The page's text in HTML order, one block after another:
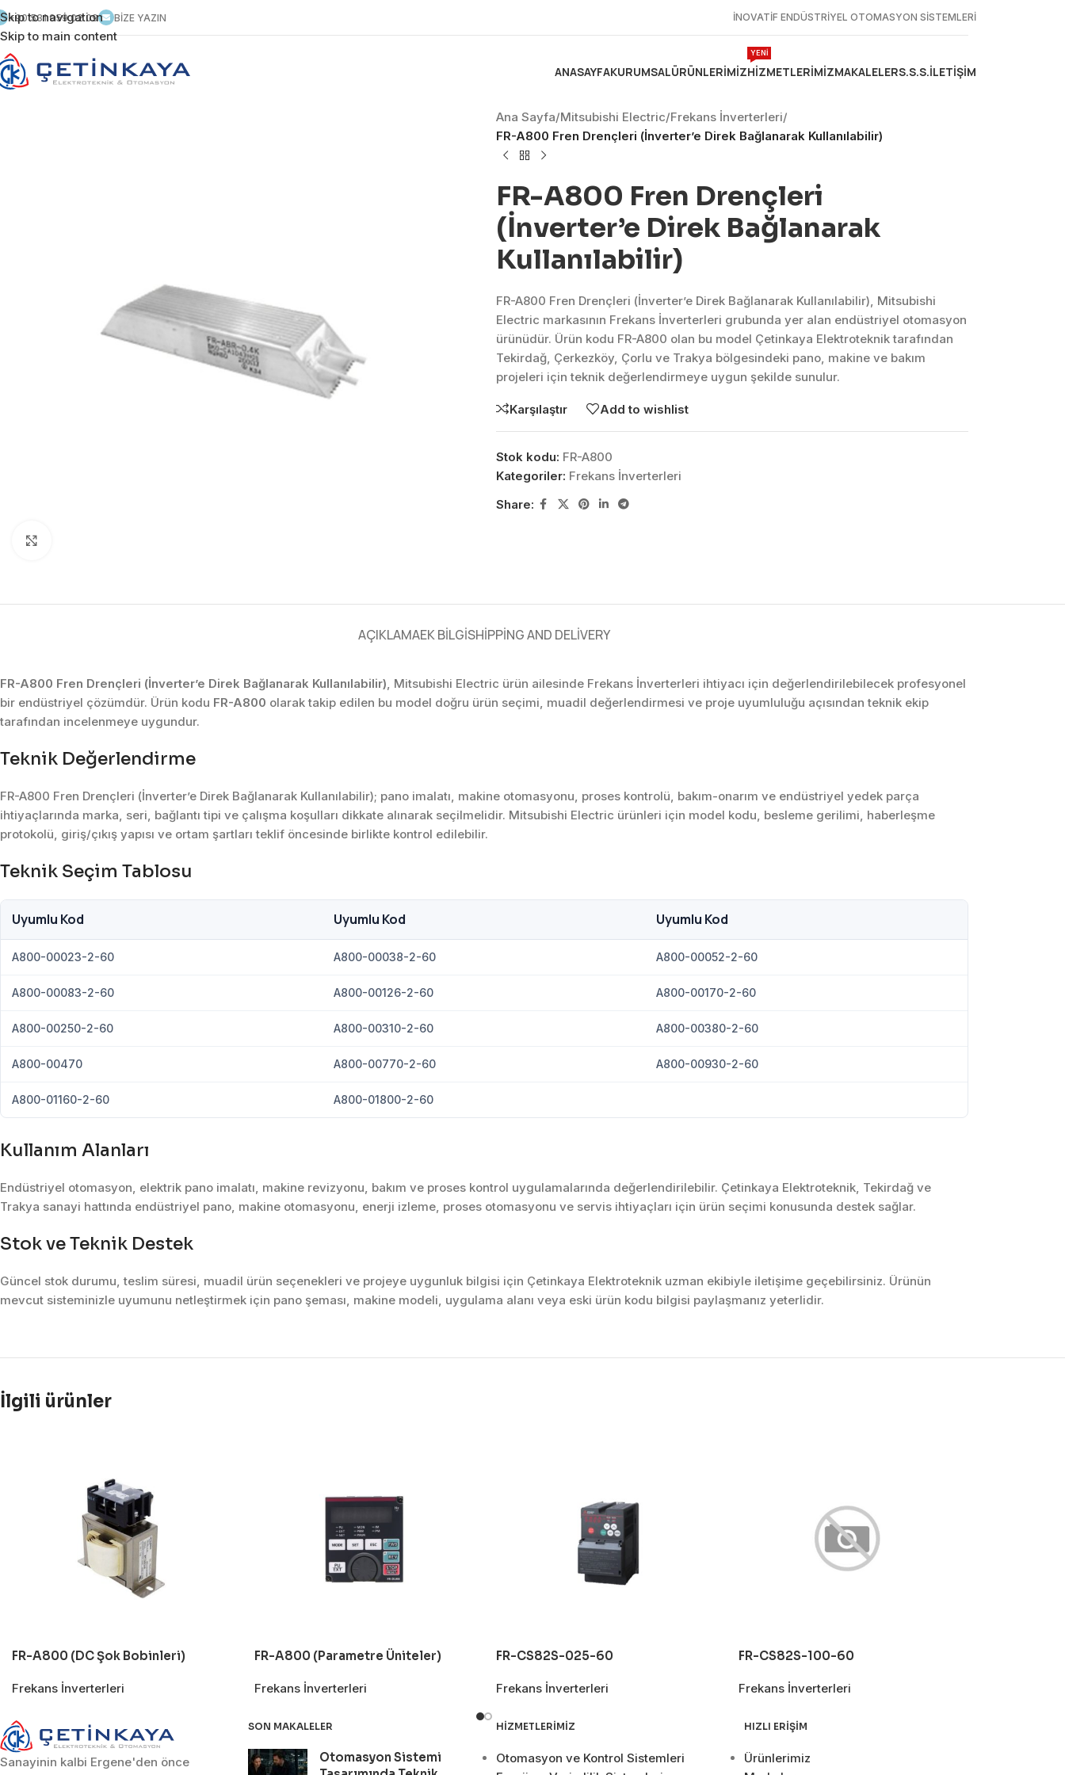
Skip to navigation
Skip to main content
+90 531 959 02 09 BİZE YAZIN İNOVATİF ENDÜSTRİYEL OTOMASYON SİSTEMLERİ
ANASAYFAKURUMSALÜRÜNLERIMIZHIZMETLERIMIZ
YENİ
Makine Otomasyonu
Proses Otomasyonu
Robotik ve Hareket
MAKALELERS.S.S.İLETIŞIM
Ana Sayfa/Mitsubishi Electric/Frekans İnverterleri/
FR-A800 Fren Drençleri (İnverter’e Direk Bağlanarak Kullanılabilir)
FR-A800 Fren Drençleri
(İnverter’e Direk Bağlanarak
Kullanılabilir)
FR-A800 Fren Drençleri (İnverter’e Direk Bağlanarak Kullanılabilir), Mitsubishi
Electric markasının Frekans İnverterleri grubunda yer alan endüstriyel otomasyon
ürünüdür. Ürün kodu FR-A800 olan bu model Çetinkaya Elektroteknik tarafından
Tekirdağ, Çerkezköy, Çorlu ve Trakya bölgesindeki pano, makine ve bakım
projeleri için teknik değerlendirmeye uygun şekilde sunulur.
Karşılaştır Add to wishlist
Stok kodu: FR-A800
Kategoriler: Frekans İnverterleri
Share:
AÇIKLAMAEK BILGISHIPPING AND DELIVERY
FR-A800 Fren Drençleri (İnverter’e Direk Bağlanarak Kullanılabilir), Mitsubishi Electric ürün ailesinde Frekans İnverterleri ihtiyacı için değerlendirilebilecek profesyonel
bir endüstriyel çözümdür. Ürün kodu FR-A800 olarak takip edilen bu model doğru ürün seçimi, muadil değerlendirmesi ve proje uyumluluğu açısından teknik ekip
tarafından incelenmeye uygundur.
Teknik Değerlendirme
FR-A800 Fren Drençleri (İnverter’e Direk Bağlanarak Kullanılabilir); pano imalatı, makine otomasyonu, proses kontrolü, bakım-onarım ve endüstriyel yedek parça
ihtiyaçlarında marka, seri, bağlantı tipi ve çalışma koşulları dikkate alınarak seçilmelidir. Mitsubishi Electric ürünleri için model kodu, besleme gerilimi, haberleşme
protokolü, giriş/çıkış yapısı ve ortam şartları teklif öncesinde birlikte kontrol edilebilir.
Teknik Seçim Tablosu
Uyumlu Kod Uyumlu Kod Uyumlu Kod
A800-00023-2-60 A800-00038-2-60 A800-00052-2-60
A800-00083-2-60 A800-00126-2-60 A800-00170-2-60
A800-00250-2-60 A800-00310-2-60 A800-00380-2-60
A800-00470 A800-00770-2-60 A800-00930-2-60
A800-01160-2-60 A800-01800-2-60
Kullanım Alanları
Endüstriyel otomasyon, elektrik pano imalatı, makine revizyonu, bakım ve proses kontrol uygulamalarında değerlendirilebilir. Çetinkaya Elektroteknik, Tekirdağ ve
Trakya sanayi hattında endüstriyel pano, makine otomasyonu, enerji izleme, proses otomasyonu ve servis ihtiyaçları için ürün seçimi konusunda destek sağlar.
Stok ve Teknik Destek
Güncel stok durumu, teslim süresi, muadil ürün seçenekleri ve projeye uygunluk bilgisi için Çetinkaya Elektroteknik uzman ekibiyle iletişime geçebilirsiniz. Ürünün
mevcut sisteminizle uyumunu netleştirmek için pano şeması, makine modeli, uygulama alanı veya eski ürün kodu bilgisi paylaşmanız yeterlidir.
İlgili ürünler
FR-A800 (DC Şok Bobinleri)
Frekans İnverterleri
FR-A800 (Parametre Üniteler)
Frekans İnverterleri
FR-CS82S-025-60
Frekans İnverterleri
FR-CS82S-100-60
Frekans İnverterleri
Sanayinin kalbi Ergene'den önce
SON MAKALELER
Otomasyon Sistemi
HIZMETLERIMIZ
Otomasyon ve Kontrol Sistemleri
HIZLI ERIŞIM
Ürünlerimiz